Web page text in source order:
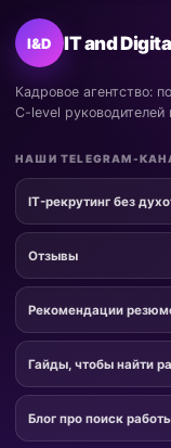
I&D IT and
Кадровое агентство:
C-level
НАШИ TELEGRAM-
IT-рекрутинг без
Отзывы
Рекомендации
Гайды, чтобы найти
Блог про поиск